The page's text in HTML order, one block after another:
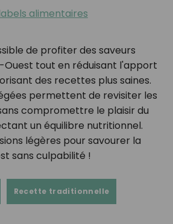
alimentaires
de profiter des saveurs
Ouest tout en réduisant l'apport
des recettes plus saines.
permettent de revisiter les
compromettre le plaisir du
un équilibre nutritionnel.
légères pour savourer la
sans culpabilité !
Recette traditionnelle